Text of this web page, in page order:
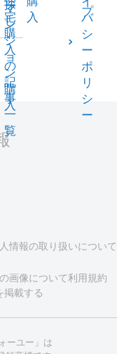
探
し
宅
購
入
の
記
事
一
覧
入
マ
ン
シ
ョ
ン
購
入
プ
バ
シ
ー
ポ
リ
シ
ー
情報の取り扱いについて
画像について利用規約
掲載する
ーユー」は